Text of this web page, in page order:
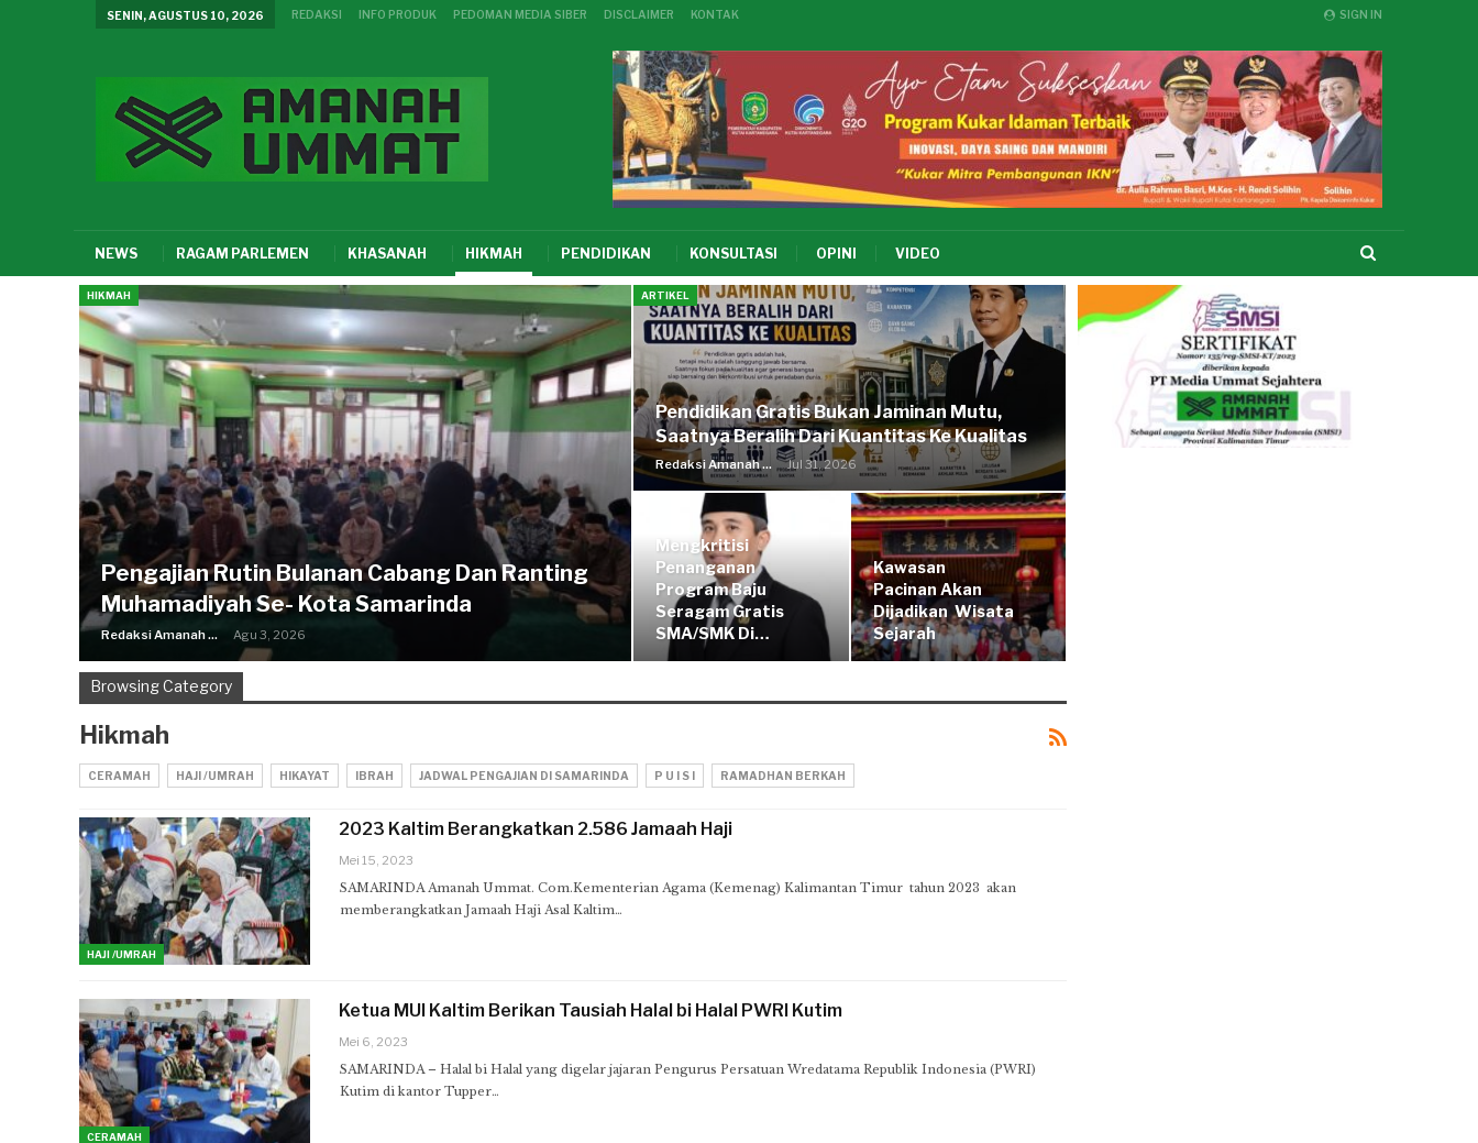
SIGN IN
SENIN, AGUSTUS 10, 2026 REDAKSI INFO PRODUK PEDOMAN MEDIA SIBER DISCLAIMER KONTAK
NEWS RAGAM PARLEMEN KHASANAH HIKMAH PENDIDIKAN KONSULTASI OPINI VIDEO
HIKMAH
Pengajian Rutin Bulanan Cabang Dan Ranting
Muhamadiyah Se- Kota Samarinda
Redaksi Amanah Ummat Agu 3, 2026
ARTIKEL
Pendidikan Gratis Bukan Jaminan Mutu,
Saatnya Beralih Dari Kuantitas Ke Kualitas
Redaksi Amanah Ummat Jul 31, 2026
Mengkritisi
Penanganan
Program Baju
Seragam Gratis
SMA/SMK Di…
Kawasan
Pacinan Akan
Dijadikan Wisata
Sejarah
Browsing Category
Hikmah
CERAMAH HAJI /UMRAH HIKAYAT IBRAH JADWAL PENGAJIAN DI SAMARINDA P U I S I RAMADHAN BERKAH
HAJI /UMRAH
2023 Kaltim Berangkatkan 2.586 Jamaah Haji
Mei 15, 2023
SAMARINDA Amanah Ummat. Com.Kementerian Agama (Kemenag) Kalimantan Timur tahun 2023 akan
memberangkatkan Jamaah Haji Asal Kaltim…
CERAMAH
Ketua MUI Kaltim Berikan Tausiah Halal bi Halal PWRI Kutim
Mei 6, 2023
SAMARINDA – Halal bi Halal yang digelar jajaran Pengurus Persatuan Wredatama Republik Indonesia (PWRI)
Kutim di kantor Tupper…